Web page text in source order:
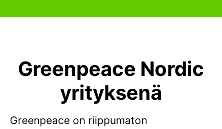
Greenpeace Nordic
yrityksenä
Greenpeace on riippumaton